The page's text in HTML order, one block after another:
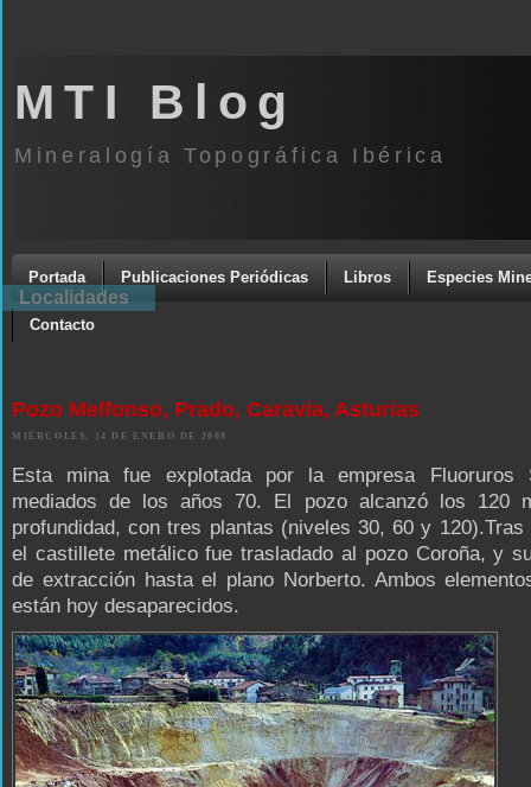
MTI Blog
Mineralogía Topográfica Ibérica
Portada Publicaciones Periódicas Libros Especies
Contacto
Pozo Melfonso, Prado, Caravia, Asturias
MIÉRCOLES, 14 DE ENERO DE 2009
Esta mina fue explotada por la empresa Fluoruros
mediados de los años 70. El pozo alcanzó los 120
profundidad, con tres plantas (niveles 30, 60 y
el castillete metálico fue trasladado al pozo Coroña, y
de extracción hasta el plano Norberto. Ambos
están hoy desaparecidos.
Localidades